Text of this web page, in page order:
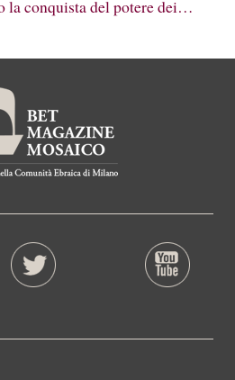
la conquista del potere dei…